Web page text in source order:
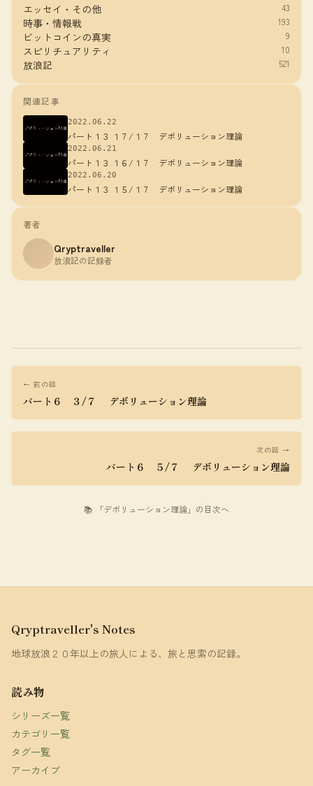
エッセイ・その他 43
時事・情報戦 193
ビットコインの真実 9
スピリチュアリティ 10
放浪記 521
関連記事
2022.06.22
パート１３ １７/１７ デボリューション理論
2022.06.21
パート１３ １６/１７ デボリューション理論
2022.06.20
パート１３ １５/１７ デボリューション理論
著者
Qryptraveller
放浪記の記録者
← 前の話
パート６ ３/７ デボリューション理論
次の話 →
パート６ ５/７ デボリューション理論
📚 「デボリューション理論」の目次へ
Qryptraveller's Notes
地球放浪２０年以上の旅人による、旅と思索の記録。
読み物
シリーズ一覧
カテゴリ一覧
タグ一覧
アーカイブ